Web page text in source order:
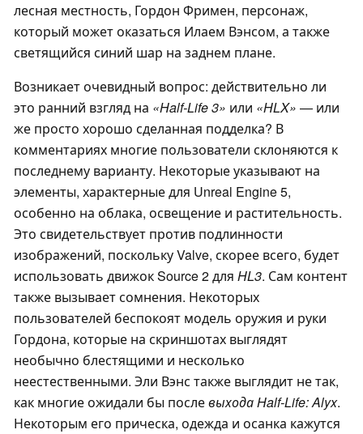
лесная местность, Гордон Фримен, персонаж,
который может оказаться Илаем Вэнсом, а также
светящийся синий шар на заднем плане.
Возникает очевидный вопрос: действительно ли
это ранний взгляд на «Half-Life 3» или «HLX» — или
же просто хорошо сделанная подделка? В
комментариях многие пользователи склоняются к
последнему варианту. Некоторые указывают на
элементы, характерные для Unreal Engine 5,
особенно на облака, освещение и растительность.
Это свидетельствует против подлинности
изображений, поскольку Valve, скорее всего, будет
использовать движок Source 2 для HL3. Сам контент
также вызывает сомнения. Некоторых
пользователей беспокоят модель оружия и руки
Гордона, которые на скриншотах выглядят
необычно блестящими и несколько
неестественными. Эли Вэнс также выглядит не так,
как многие ожидали бы послевыхода Half-Life: Alyx.
Некоторым его прическа, одежда и осанка кажутся